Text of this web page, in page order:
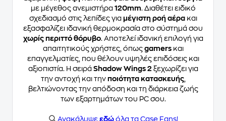
με μέγεθος ανεμιστήρα 120mm. Διαθέτει ειδικό
σχεδιασμό στις λεπίδες για μέγιστη ροή αέρακαι
εξασφαλίζει ιδανική θερμοκρασία στο σύστημά σου
χωρίς περιττό θόρυβο. Αποτελεί ιδανική επιλογή για
απαιτητικούς χρήστες, όπως gamersκαι
επαγγελματίες, που θέλουν υψηλές επιδόσεις και
αξιοπιστία. Η σειρά Shadow Wings 2ξεχωρίζει για
την αντοχή και την ποιότητα κατασκευής,
βελτιώνοντας την απόδοση και τη διάρκεια ζωής
των εξαρτημάτων του PC σου.
Ανακάλυψε εδώόλα τα Case Fans!